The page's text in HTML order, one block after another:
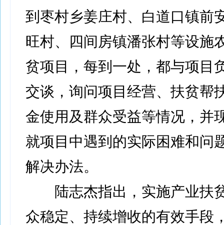
到枣村乡姜庄村、白道口镇前
旺村、四间房镇潘张村等设施
贫项目，每到一处，都与项目
交谈，询问项目经营、扶贫帮
金使用及群众受益等情况，并
就项目中遇到的实际困难和问
解决办法。
陆志杰指出，实施产业扶
众稳定、持续增收的有效手段